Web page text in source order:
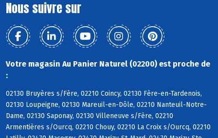
Nous suivre sur
Votre magasin Au Panier Naturel (02200) est proche de
:
02130 Bruyères s/Fère, 02210 Coincy, 02130 Fère-en-Tardenois,
02130 Loupeigne, 02130 Mareuil-en-Dôle, 02210 Nanteuil-Notre-
Dame, 02130 Saponay, 02130 Villeneuve s/Fère, 02210
Armentières s/Ourcq, 02210 Chouy, 02210 La Croix s/Ourcq, 02210